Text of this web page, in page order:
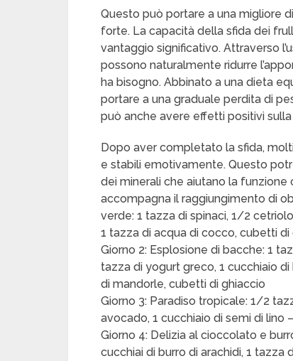
Questo può portare a una migliore
forte. La capacità della sfida dei
vantaggio significativo. Attraverso
possono naturalmente ridurre
ha bisogno. Abbinato a una dieta
portare a una graduale perdita di
può anche avere effetti positivi
Dopo aver completato la sfida,
e stabili emotivamente. Questo
dei minerali che aiutano la
accompagna il raggiungimento di
verde: 1 tazza di spinaci, 1/2
1 tazza di acqua di cocco, cubetti di
Giorno 2: Esplosione di bacche: 1
tazza di yogurt greco, 1 cucchiaio
di mandorle, cubetti di ghiaccio
Giorno 3: Paradiso tropicale: 1/2
avocado, 1 cucchiaio di semi di lino
Giorno 4: Delizia al cioccolato e
cucchiai di burro di arachidi, 1